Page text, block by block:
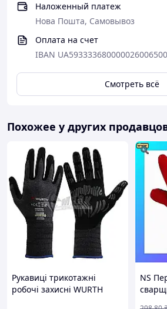
Наложенный платеж
Нова Пошта, Самовывоз
Оплата на счет
IBAN
Смотреть всё
Похожее у других
Рукавиці трикотажні
робочі захисні WURTH
NS